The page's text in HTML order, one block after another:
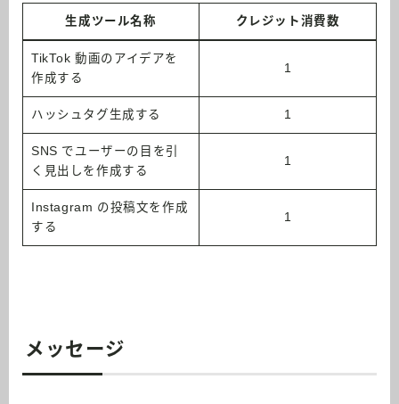
生成ツール名称 クレジット消費数
TikTok 動画のアイデアを
作成する
1
ハッシュタグ生成する 1
SNS でユーザーの目を引
く見出しを作成する
1
Instagram の投稿文を作成
する
1
メッセージ